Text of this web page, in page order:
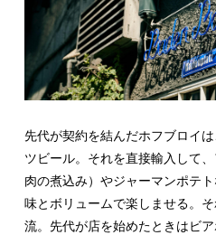
先代が契約を結んだホフブロイ
ツビール。それを直接輸入して
肉の煮込み）やジャーマンポテ
味とボリュームで楽しませる。
流。先代が店を始めたときはビ